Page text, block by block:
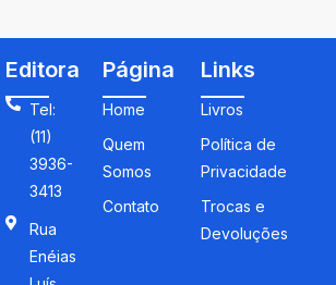
Editora
Tel:
(11)
3936-
3413
Rua
Enéias
Página
Home
Quem
Somos
Contato
Links
Livros
Política de
Privacidade
Trocas e
Devoluções